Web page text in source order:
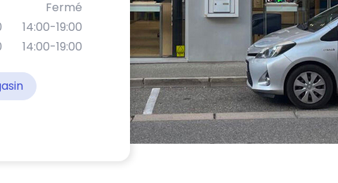
Fermé
14:00-19:00
14:00-19:00